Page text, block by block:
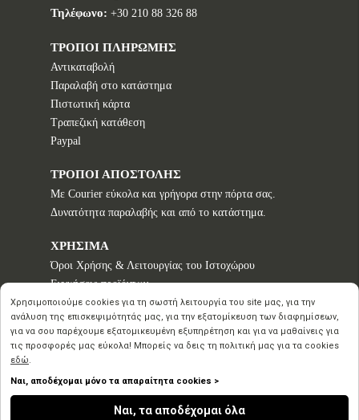
Τηλέφωνο: +30 210 88 326 88
ΤΡΟΠΟΙ ΠΛΗΡΩΜΗΣ
Αντικαταβολή
Παραλαβή στο κατάστημα
Πιστωτική κάρτα
Τραπεζική κατάθεση
Paypal
ΤΡΟΠΟΙ ΑΠΟΣΤΟΛΗΣ
Με Courier εύκολα και γρήγορα στην πόρτα σας.
Δυνατότητα παραλαβής και από το κατάστημα.
ΧΡΗΣΙΜΑ
Όροι Χρήσης & Λειτουργίας του Ιστοχώρου
Εγγυήσεις προϊόντων
Τρόποι παραγγελίας
Πολιτική επιστροφών - Δικαίωμα Υπαναχώρησης
Προστασία Προσωπικών Δεδομένων
Copyright © 2020 2026
Χρησιμοποιούμε cookies για τη σωστή λειτουργία του site μας, για την
ανάλυση της επισκεψιμότητάς μας, για την εξατομίκευση των διαφημίσεων,
για να σου παρέχουμε εξατομικευμένη εξυπηρέτηση και για να μαθαίνεις για
τις προσφορές μας εύκολα! Μπορείς να δεις τη πολιτική μας για τα cookies
εδώ.
Ναι, αποδέχομαι μόνο τα απαραίτητα cookies >
Ναι, τα αποδέχομαι όλα